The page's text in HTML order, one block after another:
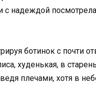
с надеждой
ботинок с почти
худенькая, в
плечами, хотя в